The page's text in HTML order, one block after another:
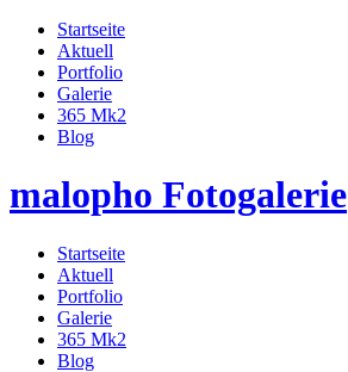
Startseite
Aktuell
Portfolio
Galerie
365 Mk2
Blog
malopho Fotogalerie
Startseite
Aktuell
Portfolio
Galerie
365 Mk2
Blog